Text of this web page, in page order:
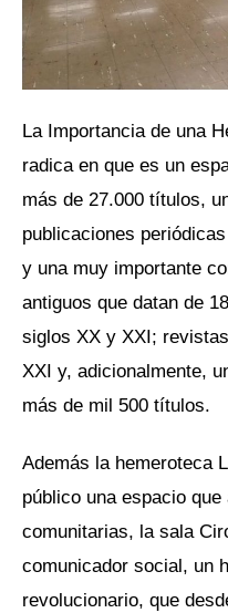
La Importancia de una
radica en que es un
más de 27.000 títulos,
publicaciones
y una muy importante
antiguos que datan de
siglos XX y XXI;
XXI y, adicionalmente,
más de mil 500 títulos.
Además la hemeroteca
público una espacio
comunitarias, la sala
comunicador social, un
revolucionario, que